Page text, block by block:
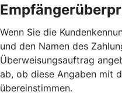
Wenn Sie die
und den Namen des
Überweisungsauftrag
ab, ob diese Angaben mit
übereinstimmen.